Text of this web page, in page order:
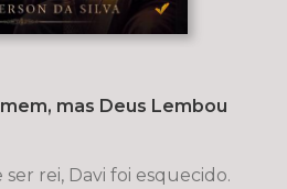
mas Deus Lembou
rei, Davi foi esquecido.